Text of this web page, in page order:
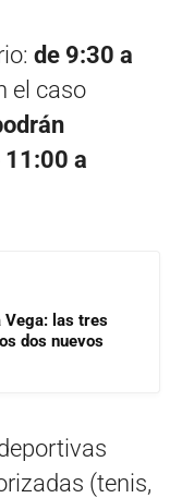
de 9:30 a
el caso
11:00 a
Vega: las tres
dos nuevos
(tenis,